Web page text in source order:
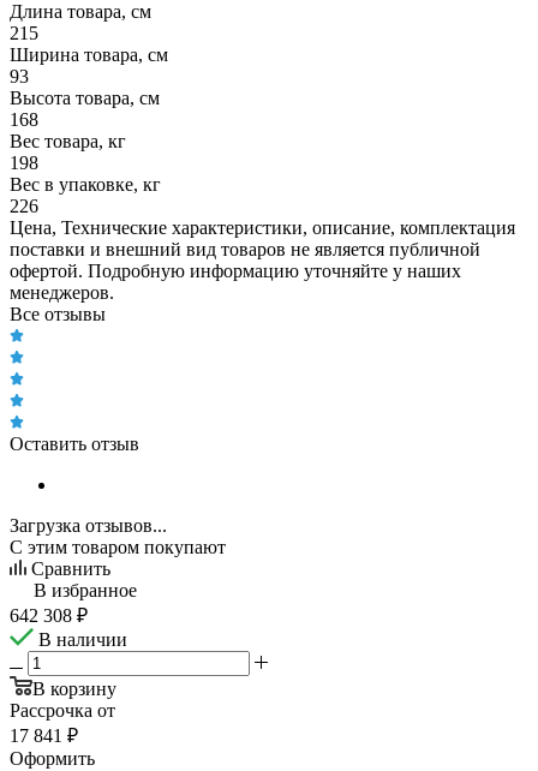
Длина товара, см
215
Ширина товара, см
93
Высота товара, см
168
Вес товара, кг
198
Вес в упаковке, кг
226
Цена, Технические характеристики, описание, комплектация
поставки и внешний вид товаров не является публичной
офертой. Подробную информацию уточняйте у наших
менеджеров.
Все отзывы
Оставить отзыв
Загрузка отзывов...
С этим товаром покупают
Сравнить
В избранное
642 308 ₽
В наличии
В корзину
Рассрочка от
17 841 ₽
Оформить